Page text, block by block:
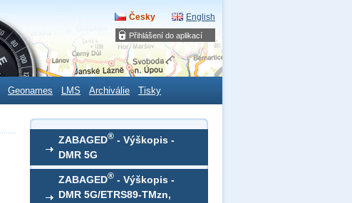
Přihlášení do aplikací
Česky English
Geonames LMS Archiválie Tisky
ZABAGED® - Výškopis -
DMR 5G
ZABAGED® - Výškopis -
DMR 5G/ETRS89-TMzn,